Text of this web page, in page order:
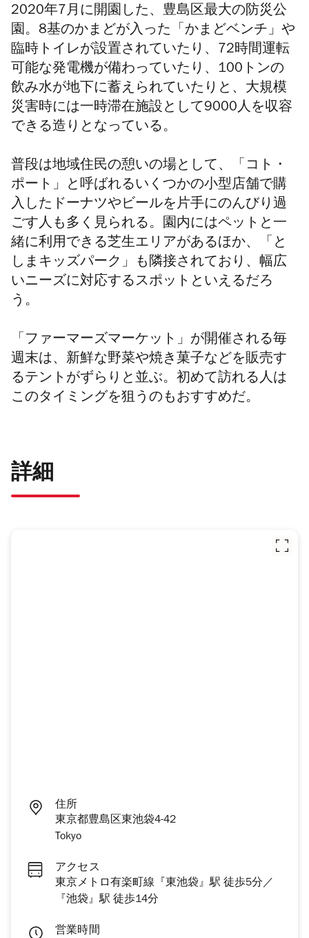
2020年7月に開園した、豊島区最大の防災公
園。8基のかまどが入った「かまどベンチ」や
臨時トイレが設置されていたり、72時間運転
可能な発電機が備わっていたり、100トンの
飲み水が地下に蓄えられていたりと、大規模
災害時には一時滞在施設として9000人を収容
できる造りとなっている。
普段は地域住民の憩いの場として、「コト・
ポート」と呼ばれるいくつかの小型店舗で購
入したドーナツやビールを片手にのんびり過
ごす人も多く見られる。園内にはペットと一
緒に利用できる芝生エリアがあるほか、「と
しまキッズパーク」も隣接されており、幅広
いニーズに対応するスポットといえるだろ
う。
「ファーマーズマーケット」が開催される毎
週末は、新鮮な野菜や焼き菓子などを販売す
るテントがずらりと並ぶ。初めて訪れる人は
このタイミングを狙うのもおすすめだ。
詳細
住所
東京都豊島区東池袋4-42
Tokyo
アクセス
東京メトロ有楽町線『東池袋』駅 徒歩5分／
『池袋』駅 徒歩14分
営業時間